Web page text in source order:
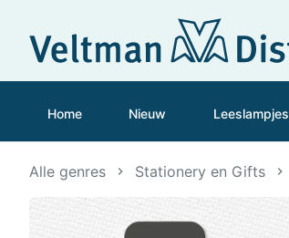
Home Nieuw Leeslampjes
Alle genres Stationery en Gifts